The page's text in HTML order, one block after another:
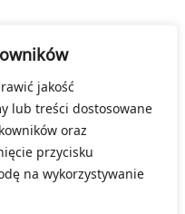
jakość
lub treści dostosowane
oraz
przycisku
na wykorzystywanie